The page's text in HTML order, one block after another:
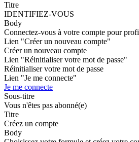
Titre
IDENTIFIEZ-VOUS
Body
Connectez-vous à votre compte pour
Lien "Créer un nouveau compte"
Créer un nouveau compte
Lien "Réinitialiser votre mot de passe"
Réinitialiser votre mot de passe
Lien "Je me connecte"
Je me connecte
Sous-titre
Vous n'êtes pas abonné(e)
Titre
Créez un compte
Body